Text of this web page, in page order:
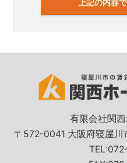
有限会社関
〒572-0041 大阪府寝屋川